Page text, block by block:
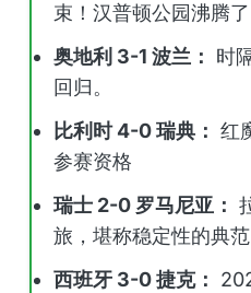
束！汉普顿公园沸腾
奥地利 3-1 波兰：
时
回归。
比利时 4-0 瑞典： 红
参赛资格
瑞士 2-0 罗马尼亚：
旅，堪称稳定性的典范
西班牙 3-0 捷克：